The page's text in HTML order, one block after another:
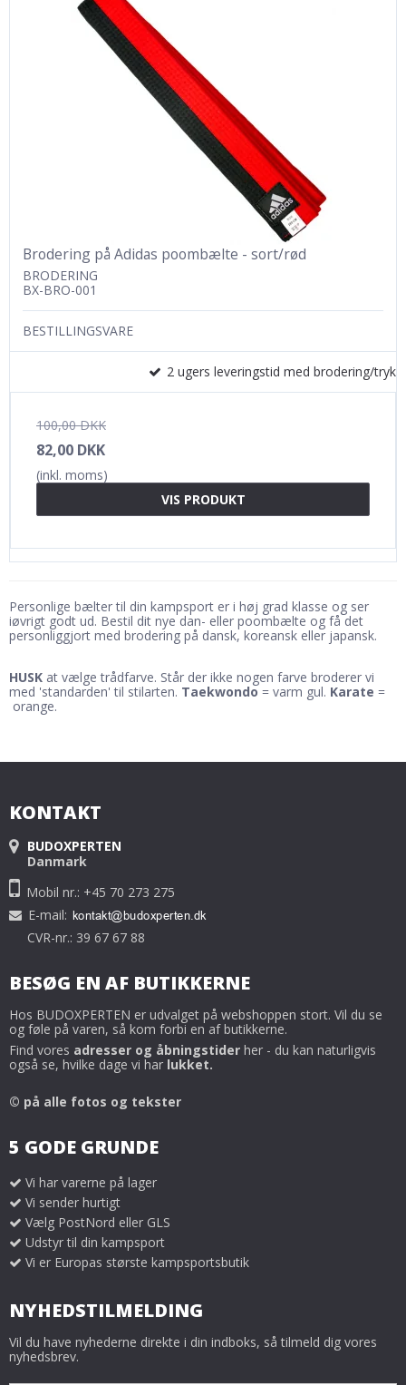
Brodering på Adidas poombælte - sort/rød
BRODERING
BX-BRO-001
BESTILLINGSVARE
2 ugers leveringstid med brodering/tryk
100,00 DKK
82,00 DKK
(inkl. moms)
VIS PRODUKT
Personlige bælter til din kampsport er i høj grad klasse og ser
iøvrigt godt ud. Bestil dit nye dan- eller poombælte og få det
personliggjort med brodering på dansk, koreansk eller japansk.
HUSK at vælge trådfarve. Står der ikke nogen farve broderer vi
med 'standarden' til stilarten. Taekwondo = varm gul. Karate =
orange.
KONTAKT
BUDOXPERTEN
Danmark
Mobil nr.: +45 70 273 275
E-mail:
CVR-nr.: 39 67 67 88
BESØG EN AF BUTIKKERNE
Hos BUDOXPERTEN er udvalget på webshoppen stort. Vil du se
og føle på varen, så kom forbi en af butikkerne.
Find vores adresser og åbningstider her - du kan naturligvis
også se, hvilke dage vi har lukket.
© på alle fotos og tekster
5 GODE GRUNDE
Vi har varerne på lager
Vi sender hurtigt
Vælg PostNord eller GLS
Udstyr til din kampsport
Vi er Europas største kampsportsbutik
NYHEDSTILMELDING
Vil du have nyhederne direkte i din indboks, så tilmeld dig vores
nyhedsbrev.